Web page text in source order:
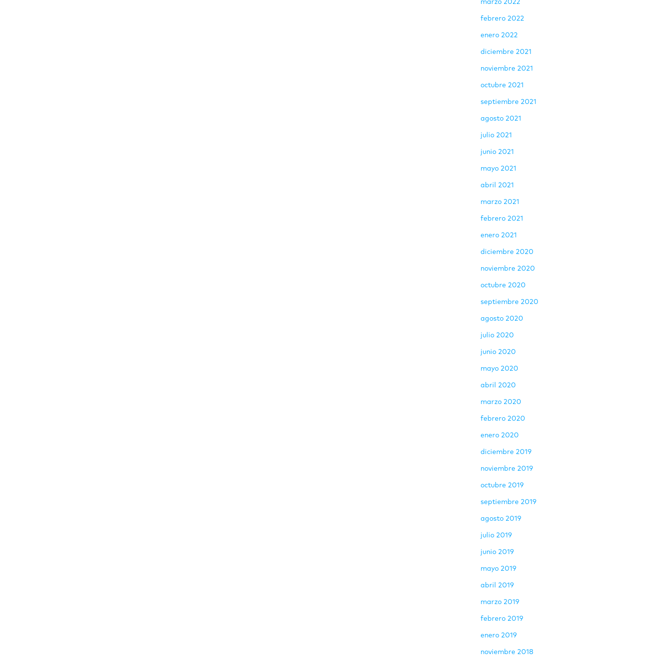
marzo 2022
febrero 2022
enero 2022
diciembre 2021
noviembre 2021
octubre 2021
septiembre 2021
agosto 2021
julio 2021
junio 2021
mayo 2021
abril 2021
marzo 2021
febrero 2021
enero 2021
diciembre 2020
noviembre 2020
octubre 2020
septiembre 2020
agosto 2020
julio 2020
junio 2020
mayo 2020
abril 2020
marzo 2020
febrero 2020
enero 2020
diciembre 2019
noviembre 2019
octubre 2019
septiembre 2019
agosto 2019
julio 2019
junio 2019
mayo 2019
abril 2019
marzo 2019
febrero 2019
enero 2019
noviembre 2018